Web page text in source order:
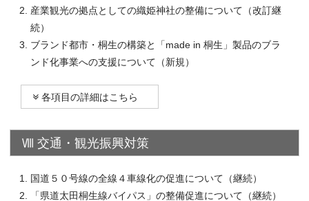
産業観光の拠点としての織姫神社の整備について（改訂継
続）
ブランド都市・桐生の構築と「made in 桐生」製品のブラ
ンド化事業への支援について（新規）
各項目の詳細はこちら
Ⅷ 交通・観光振興対策
国道５０号線の全線４車線化の促進について（継続）
「県道太田桐生線バイパス」の整備促進について（継続）